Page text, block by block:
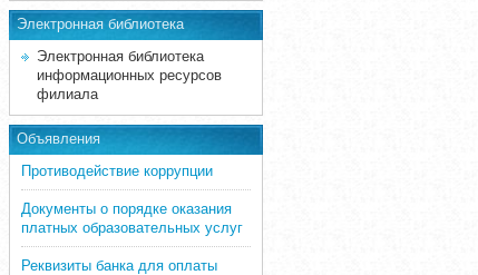
Электронная библиотека
Электронная библиотека
информационных ресурсов
филиала
Объявления
Противодействие коррупции
Документы о порядке оказания
платных образовательных услуг
Реквизиты банка для оплаты